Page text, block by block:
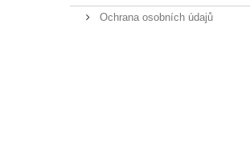
Ochrana osobních údajů